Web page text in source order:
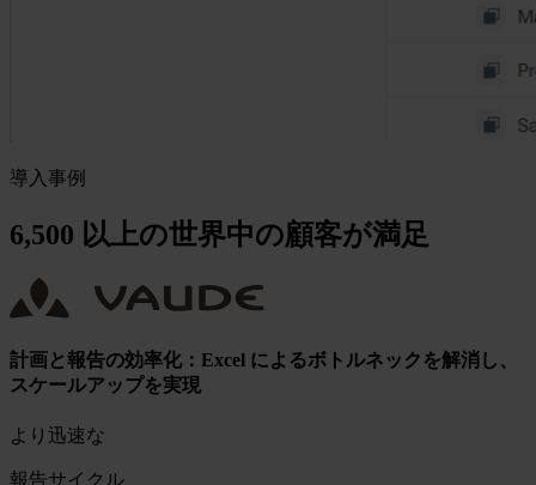
導入事例
6,500 以上の世界中の顧客が満足
計画と報告の効率化：Excel によるボトルネックを解消し、
スケールアップを実現
より迅速な
報告サイクル